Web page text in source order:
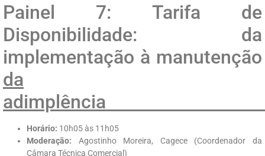
Painel 7: Tarifa de
Disponibilidade: da
implementação à manutenção
da
Horário: 10h05 às 11h05
Moderação: Agostinho Moreira, Cagece (Coordenador da
Câmara Técnica Comercial)